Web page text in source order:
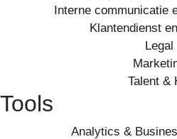
Interne communicatie
Klantendienst
Legal
Talent &
Tools
Analytics &